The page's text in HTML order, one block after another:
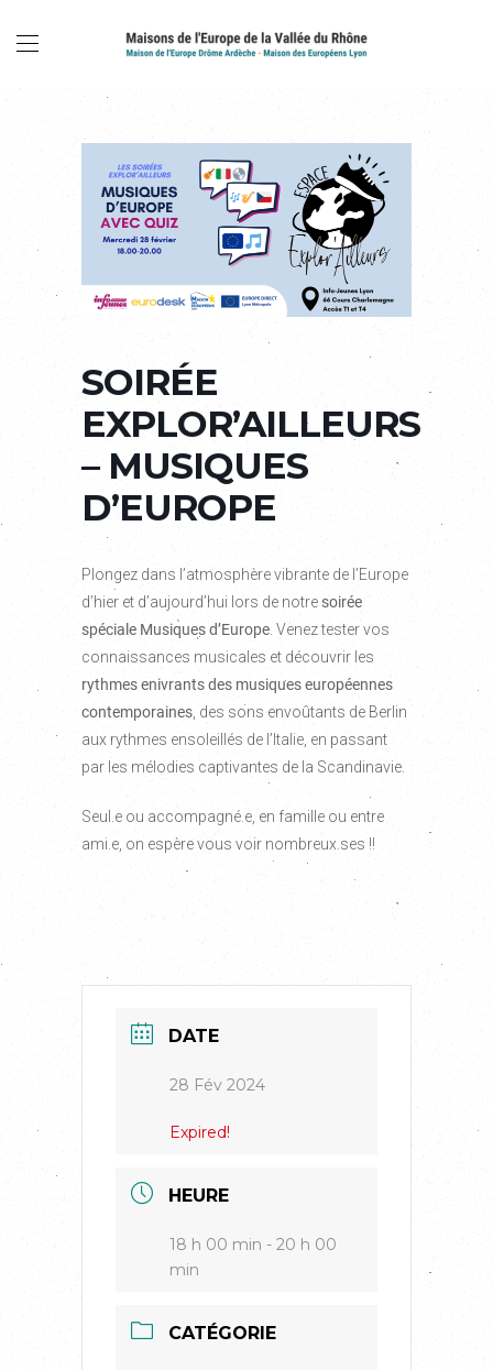
SOIRÉE
EXPLOR’AILLEURS
– MUSIQUES
D’EUROPE
Plongez dans l’atmosphère vibrante de l’Europe
d’hier et d’aujourd’hui lors de notresoirée
spéciale Musiques d’Europe . Venez tester vos
connaissances musicales et découvrir les
rythmes enivrants des musiques européennes
contemporaines , des sons envoûtants de Berlin
aux rythmes ensoleillés de l’Italie, en passant
par les mélodies captivantes de la Scandinavie.
Seul.e ou accompagné.e, en famille ou entre
ami.e, on espère vous voir nombreux.ses !!
DATE
28 Fév 2024
Expired!
HEURE
18 h 00 min - 20 h 00
min
CATÉGORIE